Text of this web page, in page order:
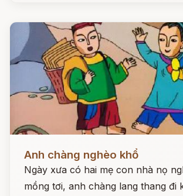
Anh chàng nghèo khổ
Ngày xưa có hai mẹ con nhà nọ
mồng tơi, anh chàng lang thang đi